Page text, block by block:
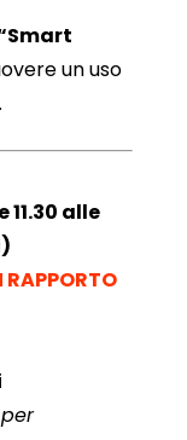
un uso
11.30 alle
RAPPORTO